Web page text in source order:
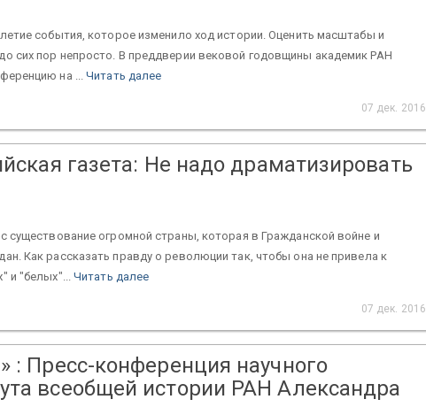
события, которое изменило ход истории. Оценить масштабы и
сих пор непросто. В преддверии вековой годовщины академик РАН
на ...Читать далее
07 дек. 2016
газета: Не надо драматизировать
существование огромной страны, которая в Гражданской войне и
Как рассказать правду о революции так, чтобы она не привела к
и "белых"... Читать далее
07 дек. 2016
: Пресс-конференция научного
всеобщей истории РАН Александра